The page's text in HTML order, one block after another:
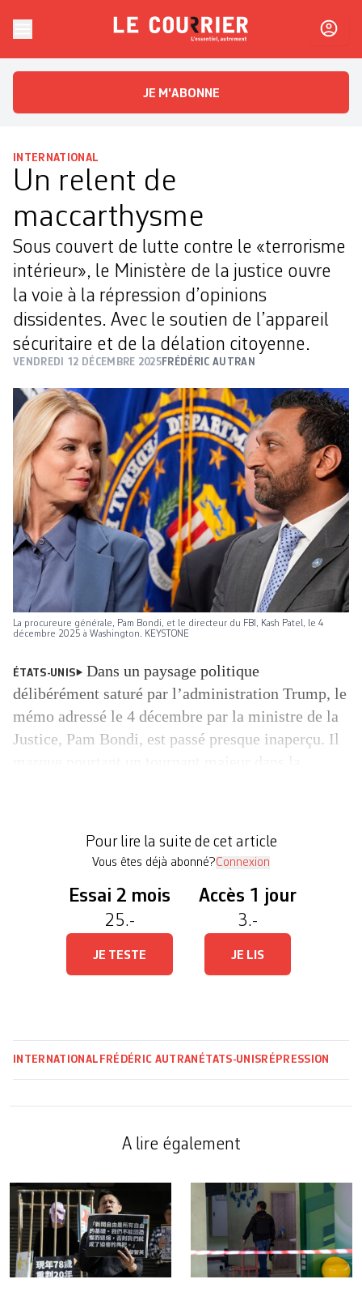
Le CourrierL'essentiel, autrement
JE M'ABONNE
INTERNATIONAL
Un relent de
maccarthysme
Sous couvert de lutte contre le «terrorisme
intérieur», le Ministère de la justice ouvre
la voie à la répression d’opinions
dissidentes. Avec le soutien de l’appareil
sécuritaire et de la délation citoyenne.
VENDREDI 12 DÉCEMBRE 2025FRÉDÉRIC AUTRAN
La procureure générale, Pam Bondi, et le directeur du FBI, Kash Patel, le 4
décembre 2025 à Washington. KEYSTONE
ÉTATS-UNIS
Dans un paysage politique
délibérément saturé par l’administration Trump, le
mémo adressé le 4 décembre par la ministre de la
Justice, Pam Bondi, est passé presque inaperçu. Il
procureurs […]
Pour lire la suite de cet article
Vous êtes déjà abonné?Connexion
Essai 2 mois
25.-
JE TESTE
Accès 1 jour
3.-
JE LIS
INTERNATIONAL FRÉDÉRIC AUTRAN ÉTATS-UNIS RÉPRESSION
A lire également